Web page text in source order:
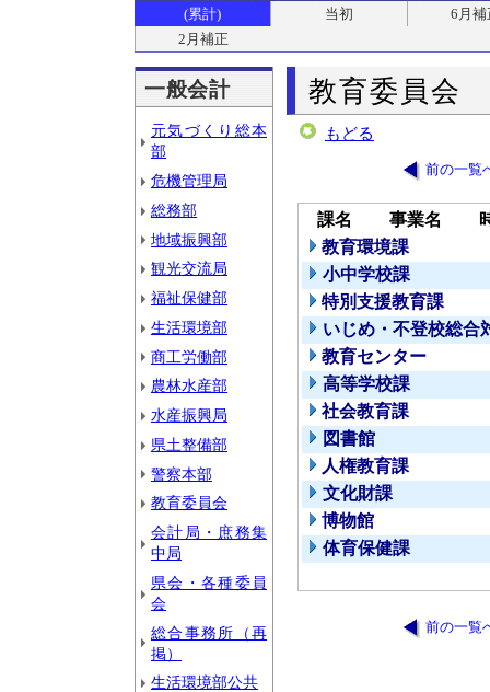
(累計) 当初
6月補
2月補正
一般会計
元気づくり総本
部
危機管理局
総務部
地域振興部
観光交流局
福祉保健部
生活環境部
商工労働部
農林水産部
水産振興局
県土整備部
警察本部
教育委員会
会計局・庶務集
中局
県会・各種委員
会
総合事務所（再
掲）
生活環境部公共
教育委員会
もどる
前の一覧
課名 事業名
教育環境課
小中学校課
特別支援教育課
いじめ・不登校総合
教育センター
高等学校課
社会教育課
図書館
人権教育課
文化財課
博物館
体育保健課
前の一覧